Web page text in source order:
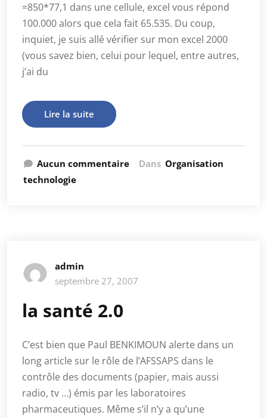
=850*77,1 dans une cellule, excel vous répond
100.000 alors que cela fait 65.535. Du coup,
inquiet, je suis allé vérifier sur mon excel 2000
(vous savez bien, celui pour lequel, entre autres,
j’ai du
Lire la suite
Aucun commentaire Dans Organisation
technologie
admin
septembre 27, 2007
la santé 2.0
C’est bien que Paul BENKIMOUN alerte dans un
long article sur le rôle de l’AFSSAPS dans le
contrôle des documents (papier, mais aussi
radio, tv …) émis par les laboratoires
pharmaceutiques. Même s’il n’y a qu’une